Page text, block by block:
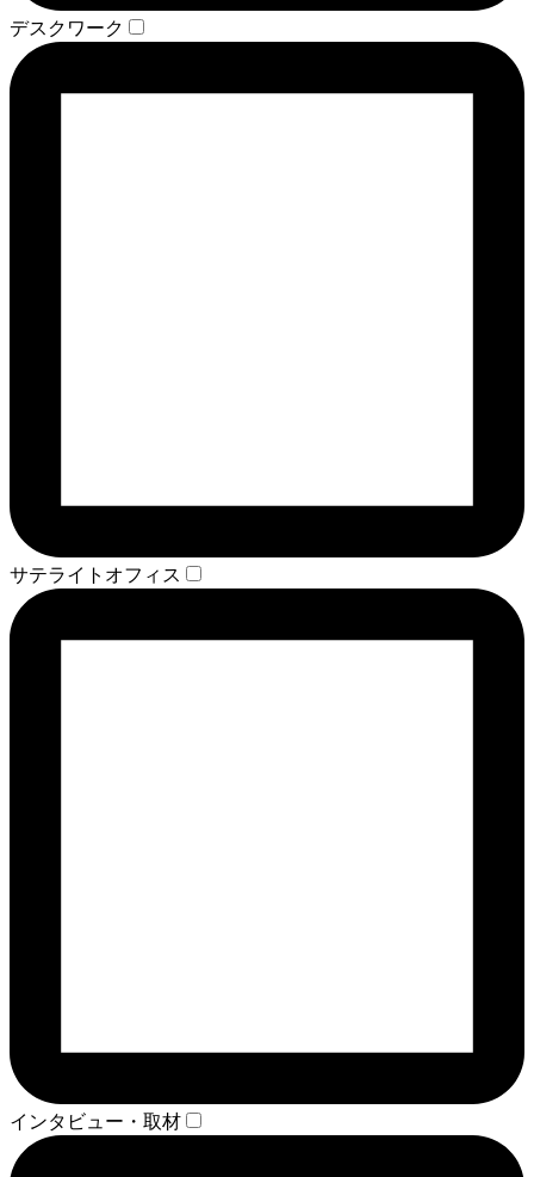
デスクワーク
サテライトオフィス
インタビュー・取材